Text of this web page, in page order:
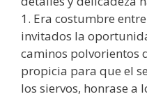
1. Era costumbre
invitados la
caminos polvorientos
propicia para que el
los siervos, honrase a